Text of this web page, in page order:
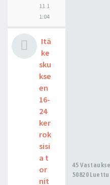
11 1
1:04
Itä
ke
sku
kse
en
16-
24
ker
rok
sisi
a t
or
nit
45
50820 Luettu